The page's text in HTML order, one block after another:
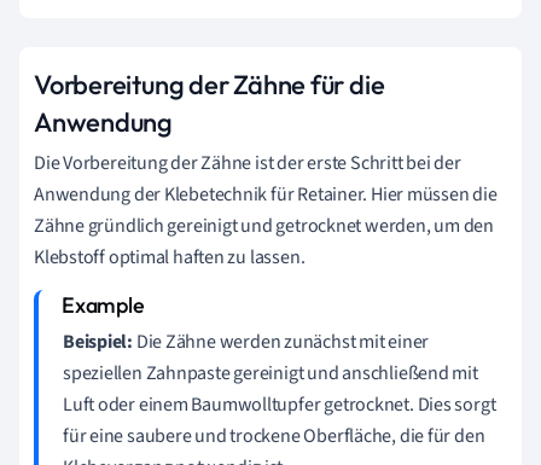
Vorbereitung der Zähne für die
Anwendung
Die Vorbereitung der Zähne ist der erste Schritt bei der
Anwendung der Klebetechnik für Retainer. Hier müssen die
Zähne gründlich gereinigt und getrocknet werden, um den
Klebstoff optimal haften zu lassen.
Beispiel: Die Zähne werden zunächst mit einer
speziellen Zahnpaste gereinigt und anschließend mit
Luft oder einem Baumwolltupfer getrocknet. Dies sorgt
für eine saubere und trockene Oberfläche, die für den